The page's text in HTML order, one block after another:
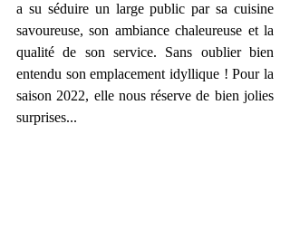
a su séduire un large public par sa cuisine
savoureuse, son ambiance chaleureuse et la
qualité de son service. Sans oublier bien
entendu son emplacement idyllique ! Pour la
saison 2022, elle nous réserve de bien jolies
surprises...